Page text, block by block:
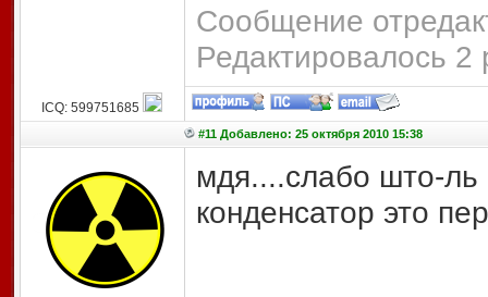
Сообщение
Редактировалось 2
ICQ: 599751685
#11 Добавлено: 25 октября 2010 15:38
мдя....слабо што-ль
конденсатор это